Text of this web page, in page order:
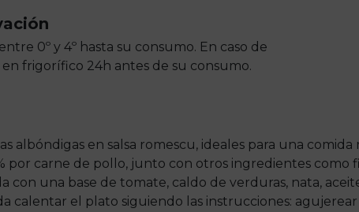
0º y 4º hasta su consumo. En caso de
frigorífico 24h antes de su consumo.
albóndigas en salsa romescu, ideales para una
por carne de pollo, junto con otros ingredientes como
con una base de tomate, caldo de verduras, nata,
calentar el plato siguiendo las instrucciones: